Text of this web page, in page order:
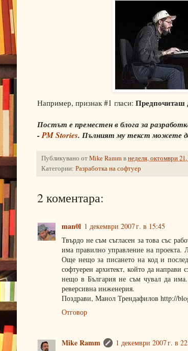
Например, признак #1 гласи: Предпочиташ
Постът е преместен в блога за
-PM Stories. Пълният му текст можете
Публикувано отMike Rammвнеделя, октомври 21,
Категории: Разработка на софтуер
2 коментара:
man0l 1 декември 2007 г. в 15:45
Твърдо не съм съгласен за това със
има правилно управление на проекта.
Още нещо за писането на код и
софтуерен архитект, който да
нещо в България не съм чувал да
реверсивна инженерия.
Поздрави, Манол Трендафилов http://
Отговор
Mike Ramm
1 декември 2007 г. в